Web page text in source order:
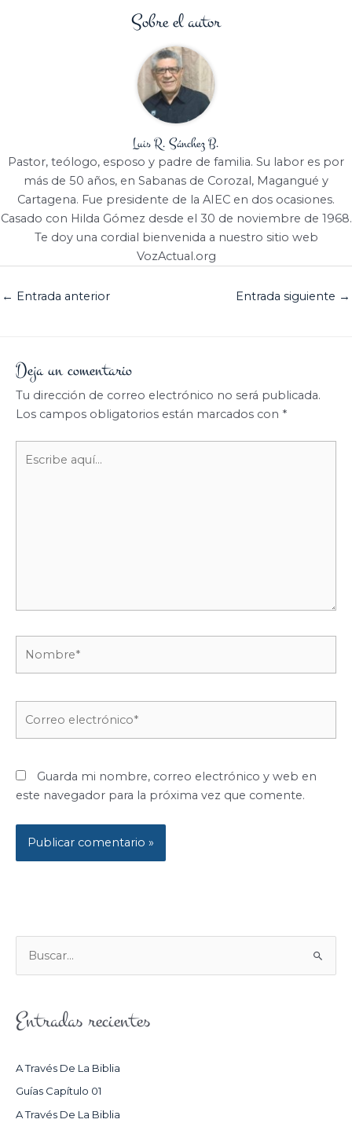
Sobre el autor
Luis R. Sánchez B.
Pastor, teólogo, esposo y padre de familia. Su labor es por
más de 50 años, en Sabanas de Corozal, Magangué y
Cartagena. Fue presidente de la AIEC en dos ocasiones.
Casado con Hilda Gómez desde el 30 de noviembre de 1968.
Te doy una cordial bienvenida a nuestro sitio web
VozActual.org
← Entrada anterior Entrada siguiente →
Deja un comentario
Tu dirección de correo electrónico no será publicada.
Los campos obligatorios están marcados con *
aquí...
Guarda mi nombre, correo electrónico y web en
este navegador para la próxima vez que comente.
U
C
Entradas recientes
A Través De La Biblia
Guías Capítulo 01
A Través De La Biblia